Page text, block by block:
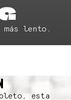
más lento.
esta